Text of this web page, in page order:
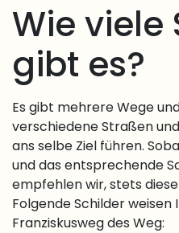
Wie viele
gibt es?
Es gibt mehrere Wege
verschiedene Straßen
ans selbe Ziel führen.
und das entsprechende
empfehlen wir, stets
Folgende Schilder weisen
Franziskusweg des Weg: